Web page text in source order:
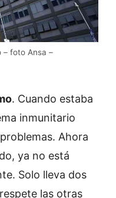
– foto Ansa –
. Cuando estaba
inmunitario
Ahora
ya no está
Solo lleva dos
las otras